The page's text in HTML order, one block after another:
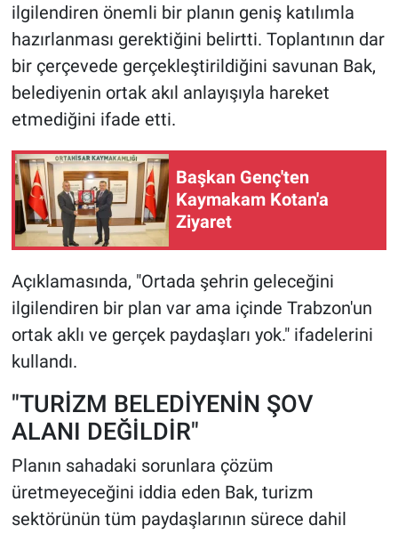
ilgilendiren önemli bir planın geniş katılımla
hazırlanması gerektiğini belirtti. Toplantının dar
bir çerçevede gerçekleştirildiğini savunan Bak,
belediyenin ortak akıl anlayışıyla hareket
etmediğini ifade etti.
Başkan Genç'ten
Kaymakam Kotan'a
Ziyaret
Açıklamasında, "Ortada şehrin geleceğini
ilgilendiren bir plan var ama içinde Trabzon'un
ortak aklı ve gerçek paydaşları yok." ifadelerini
kullandı.
"TURİZM BELEDİYENİN ŞOV
ALANI DEĞİLDİR"
Planın sahadaki sorunlara çözüm
üretmeyeceğini iddia eden Bak, turizm
sektörünün tüm paydaşlarının sürece dahil